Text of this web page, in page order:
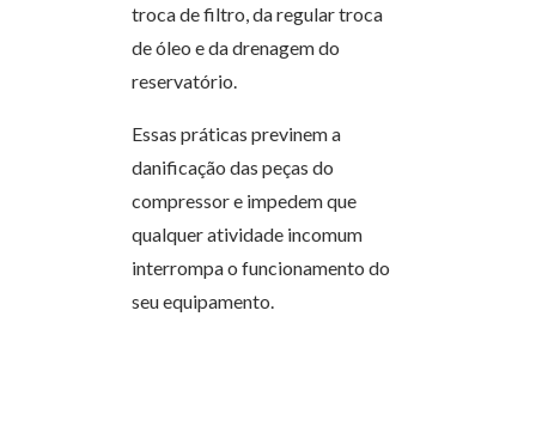
troca de filtro, da regular troca
de óleo e da drenagem do
reservatório.
Essas práticas previnem a
danificação das peças do
compressor e impedem que
qualquer atividade incomum
interrompa o funcionamento do
seu equipamento.